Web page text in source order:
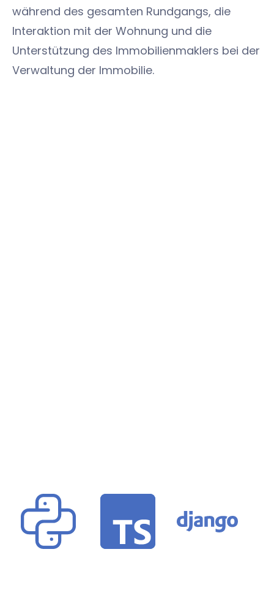
während des gesamten Rundgangs, die
Interaktion mit der Wohnung und die
Unterstützung des Immobilienmaklers bei der
Verwaltung der Immobilie.